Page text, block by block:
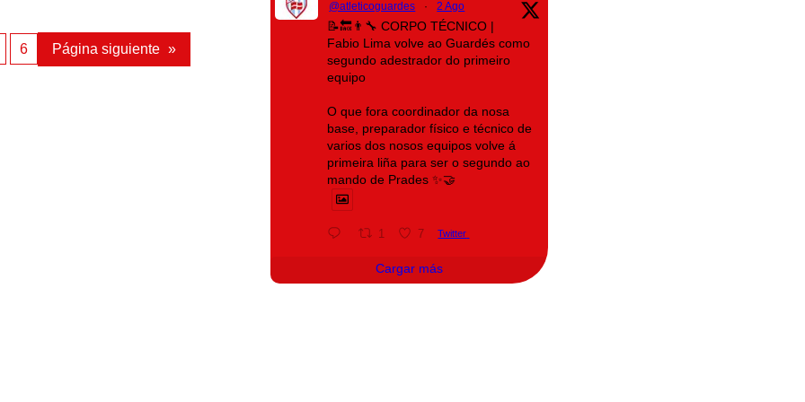
6 Página siguiente »
@atleticoguardes · 2 Ago
📝🔙👨‍🔧 CORPO TÉCNICO |
Fabio Lima volve ao Guardés como
segundo adestrador do primeiro
equipo
O que fora coordinador da nosa
base, preparador físico e técnico de
varios dos nosos equipos volve á
primeira liña para ser o segundo ao
mando de Prades ✨🤝
1 7 Twitter
Cargar más